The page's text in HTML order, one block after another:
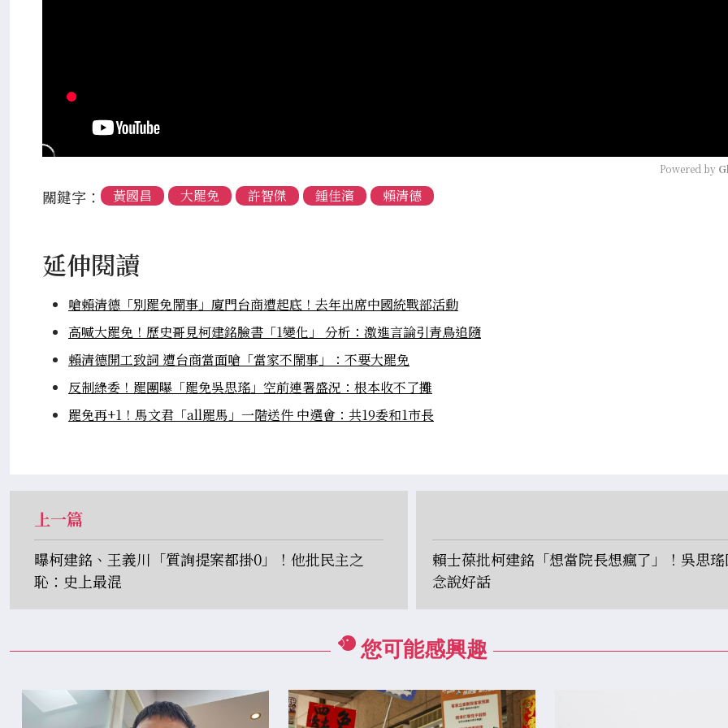
Powered by
關鍵字： 黃國昌 大罷免 許智傑 鍾佳濱 賴清德
延伸閱讀
嗆賴清德「別罷免鬧事」廈門台商遭起底！去年出席中國統戰部活動
高喊大罷免！歷史哥見柯建銘臉書「1變化」 分析：激進言論引青鳥追隨
賴清德開工致詞 遭台商當面嗆「當家不鬧事」：不要大罷免
反制綠委！罷團曝「罷免吳思瑤」空前連署盛況：根本收不了攤
罷免再+1！馬文君「all罷馬」一階送件 中選會：共19委和1市長
上一篇
曝柯建銘、王義川「質詢提案都掛0」！他批民主之
恥：史上最混
賴士葆批柯建銘「想當院長想瘋了」！吳思
念說好話
您可能感興趣